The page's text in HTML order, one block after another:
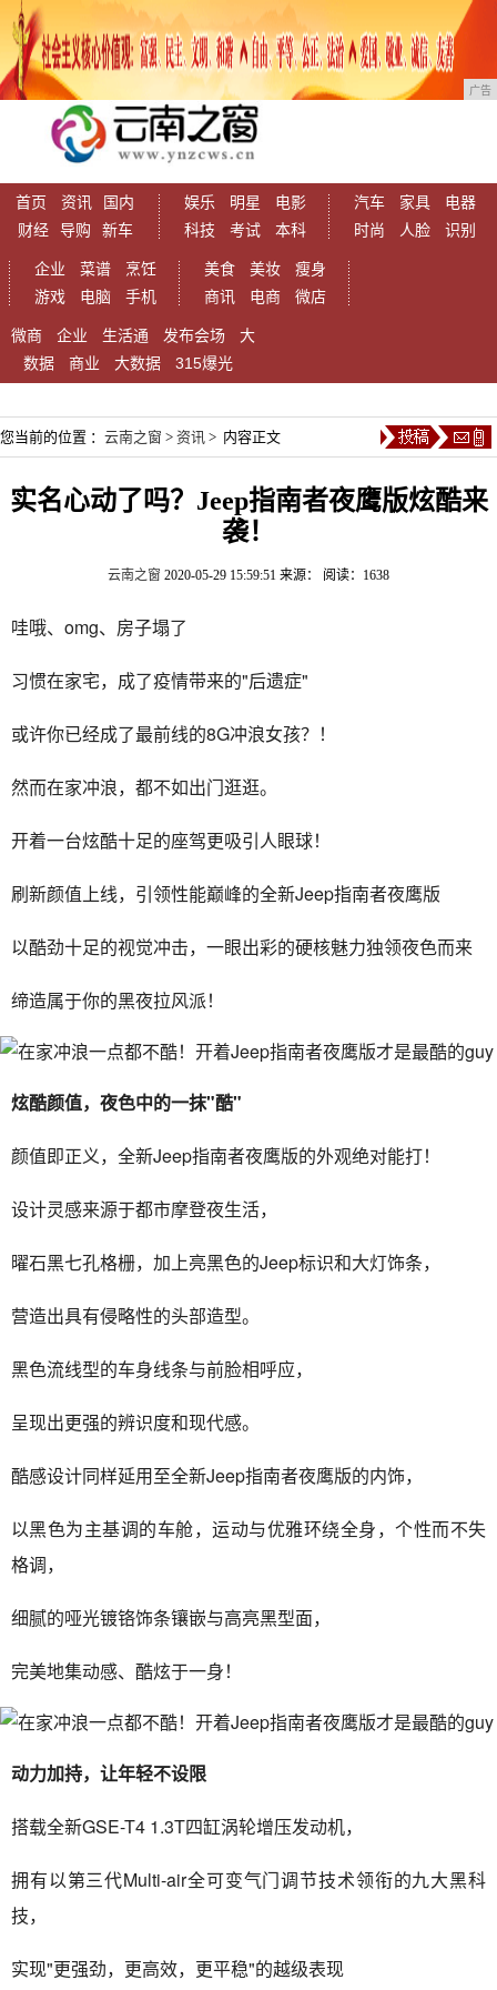
广告
首页 资讯
国内
财经
导购 新车
娱乐 明星
电影
科技
考试 本科
汽车 家具
电器
时尚
人脸 识别
企业 菜谱
烹饪
游戏
电脑 手机
美食 美妆
瘦身
商讯
电商 微店
微商 企业 生活通 发布会场
大
数据
商业 大数据 315爆光
您当前的位置 ： 云南之窗 > 资讯 > 内容正文
实名心动了吗？Jeep指南者夜鹰版炫酷来
袭！
云南之窗 2020-05-29 15:59:51 来源： 阅读：1638
哇哦、omg、房子塌了
习惯在家宅，成了疫情带来的"后遗症"
或许你已经成了最前线的8G冲浪女孩？！
然而在家冲浪，都不如出门逛逛。
开着一台炫酷十足的座驾更吸引人眼球！
刷新颜值上线，引领性能巅峰的全新Jeep指南者夜鹰版
以酷劲十足的视觉冲击，一眼出彩的硬核魅力独领夜色而来
缔造属于你的黑夜拉风派！
炫酷颜值，夜色中的一抹"酷"
颜值即正义，全新Jeep指南者夜鹰版的外观绝对能打！
设计灵感来源于都市摩登夜生活，
曜石黑七孔格栅，加上亮黑色的Jeep标识和大灯饰条，
营造出具有侵略性的头部造型。
黑色流线型的车身线条与前脸相呼应，
呈现出更强的辨识度和现代感。
酷感设计同样延用至全新Jeep指南者夜鹰版的内饰，
以黑色为主基调的车舱，运动与优雅环绕全身，个性而不失
格调，
细腻的哑光镀铬饰条镶嵌与高亮黑型面，
完美地集动感、酷炫于一身！
动力加持，让年轻不设限
搭载全新GSE-T4 1.3T四缸涡轮增压发动机，
拥有以第三代Multi-air全可变气门调节技术领衔的九大黑科
技，
实现"更强劲，更高效，更平稳"的越级表现